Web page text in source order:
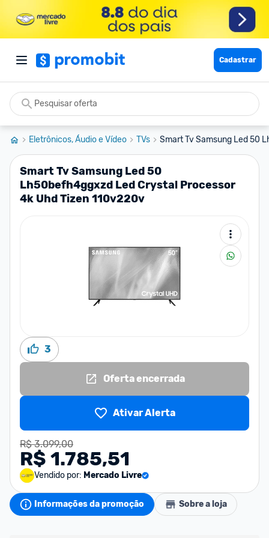
Cadastrar
Eletrônicos, Áudio e Vídeo TVs Smart Tv Samsung Led 50
Smart Tv Samsung Led 50
Lh50befh4ggxzd Led Crystal Processor
4k Uhd Tizen 110v220v
3
Oferta encerrada
Ativar Alerta
R$ 3.099,00
R$ 1.785,51
Vendido por: Mercado Livre
Informações da promoção Sobre a loja